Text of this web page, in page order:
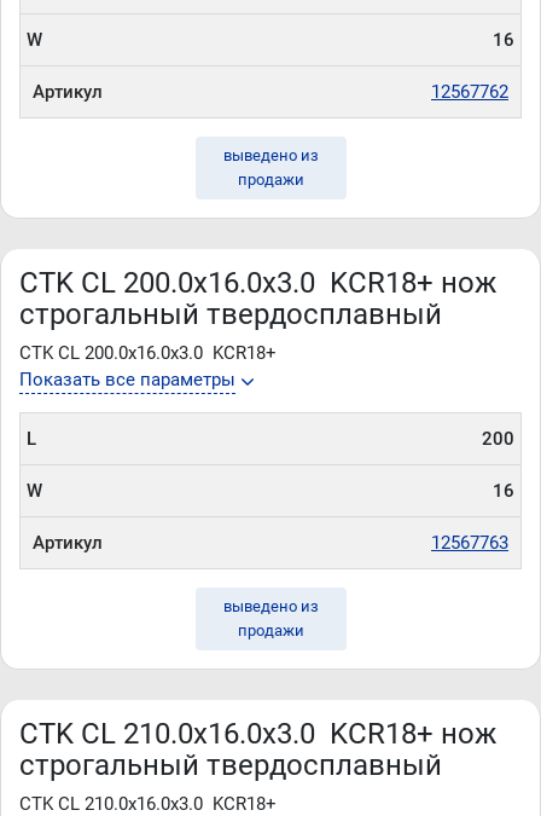
W 16
Артикул 12567762
выведено из
продажи
CTK CL 200.0x16.0x3.0 KCR18+ нож
строгальный твердосплавный
CTK CL 200.0x16.0x3.0 KCR18+
Показать все параметры
L 200
W 16
Артикул 12567763
выведено из
продажи
CTK CL 210.0x16.0x3.0 KCR18+ нож
строгальный твердосплавный
CTK CL 210.0x16.0x3.0 KCR18+